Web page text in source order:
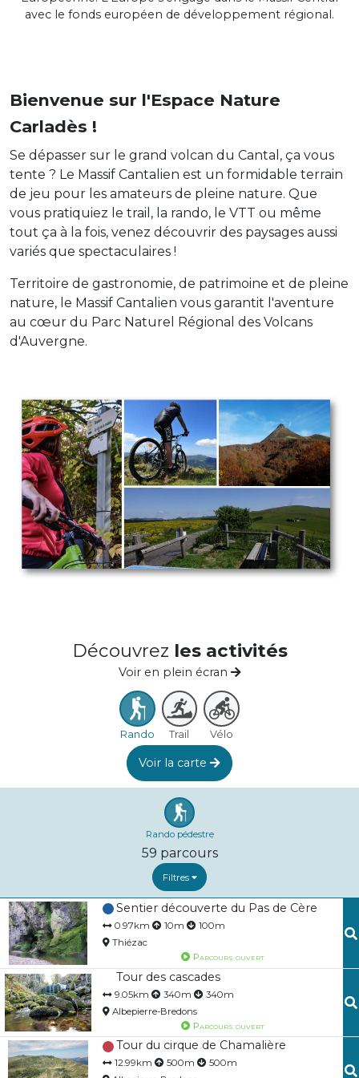
avec le fonds européen de développement régional.
Bienvenue sur l'Espace Nature
Carladès !
Se dépasser sur le grand volcan du Cantal, ça vous
tente ? Le Massif Cantalien est un formidable terrain
de jeu pour les amateurs de pleine nature. Que
vous pratiquiez le trail, la rando, le VTT ou même
tout ça à la fois, venez découvrir des paysages aussi
variés que spectaculaires !
Territoire de gastronomie, de patrimoine et de pleine
nature, le Massif Cantalien vous garantit l'aventure
au cœur du Parc Naturel Régional des Volcans
d'Auvergne.
Découvrez les activités
Voir en plein écran
Rando Trail Vélo
Voir la carte
Rando pédestre
59 parcours
Filtres
Sentier découverte du Pas de Cère
0.97km 10m
100m
Thiézac
Parcours ouvert
Tour des cascades
9.05km 340m
340m
Albepierre-Bredons
Parcours ouvert
Tour du cirque de Chamalière
12.99km 500m
500m